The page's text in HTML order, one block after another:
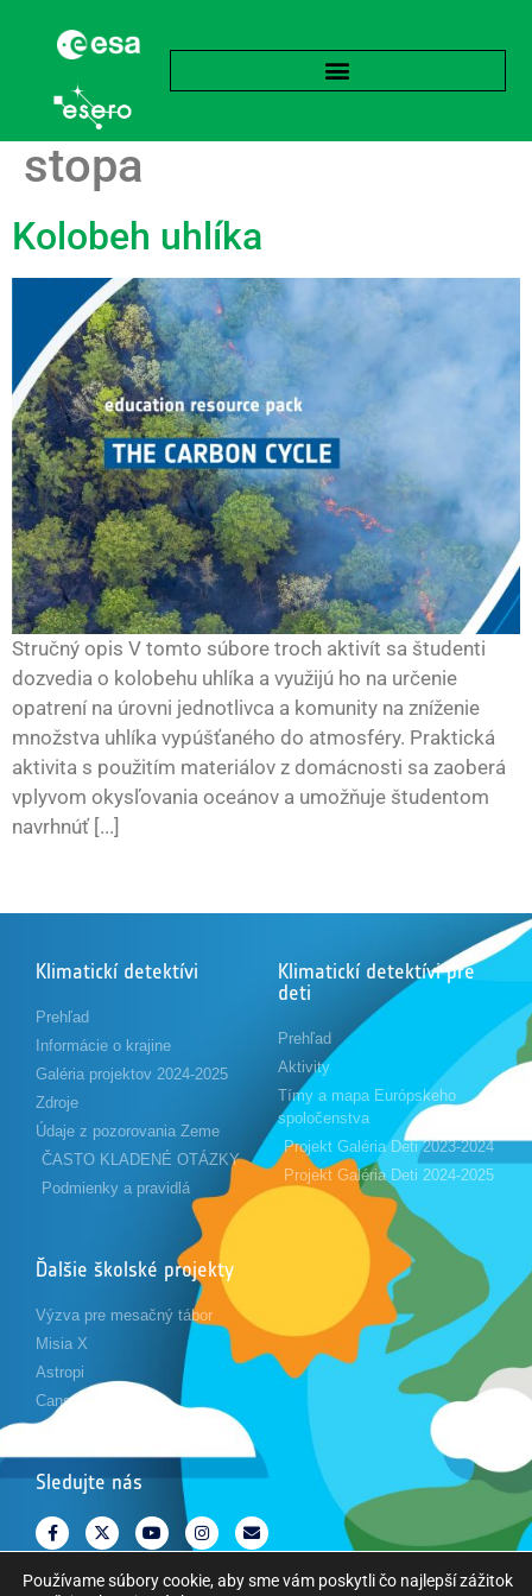
Značka:Uhlíková
stopa
Kolobeh uhlíka
Stručný opis V tomto súbore troch aktivít sa študenti
dozvedia o kolobehu uhlíka a využijú ho na určenie
opatrení na úrovni jednotlivca a komunity na zníženie
množstva uhlíka vypúšťaného do atmosféry. Praktická
aktivita s použitím materiálov z domácnosti sa zaoberá
vplyvom okysľovania oceánov a umožňuje študentom
navrhnúť [...]
Klimatickí detektívi
Prehľad
Informácie o krajine
Galéria projektov 2024-2025
Zdroje
Údaje z pozorovania Zeme
ČASTO KLADENÉ OTÁZKY
Podmienky a pravidlá
Klimatickí detektívi pre
deti
Prehľad
Aktivity
Tímy a mapa Európskeho
spoločenstva
Projekt Galéria Deti 2023-2024
Projekt Galéria Deti 2024-2025
Ďalšie školské projekty
Výzva pre mesačný tábor
Misia X
Astropi
Cansat
Sledujte nás
Používame súbory cookie, aby sme vám poskytli čo najlepší zážitok